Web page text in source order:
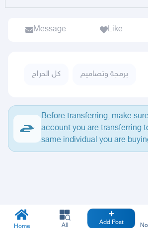
Message Like
كل الحراج برمجة وتصاميم
Before transferring, make
account you are transferring
same individual you are
Home All Add Post